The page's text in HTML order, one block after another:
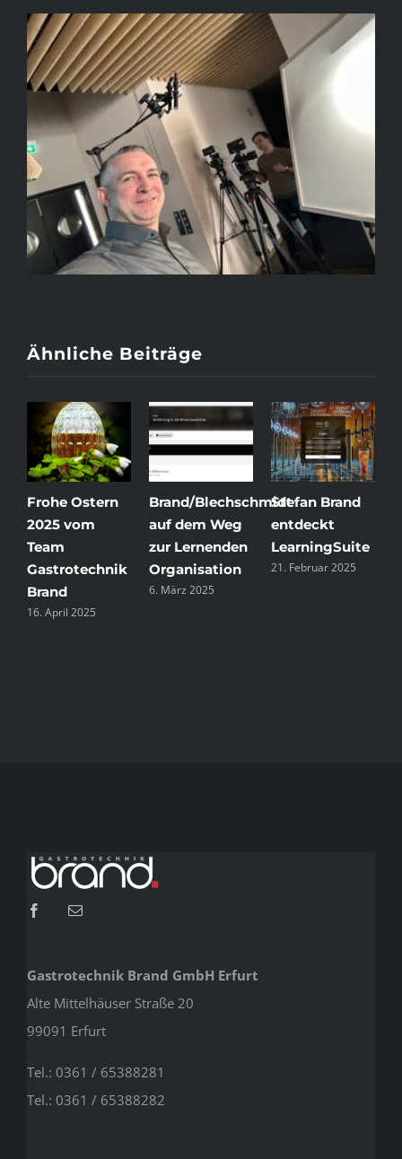
Ähnliche Beiträge
Frohe Ostern
2025 vom
Team
Gastrotechnik
Brand
16. April 2025
Brand/Blechschmidt
auf dem Weg
zur Lernenden
Organisation
6. März 2025
Stefan Brand
entdeckt
LearningSuite
21. Februar 2025
Gastrotechnik Brand GmbH Erfurt
Alte Mittelhäuser Straße 20
99091 Erfurt
Tel.: 0361 / 65388281
Tel.: 0361 / 65388282